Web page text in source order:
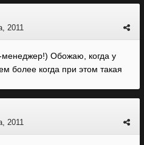
2011
менеджер!) Обожаю, когда у
более когда при этом такая
2011